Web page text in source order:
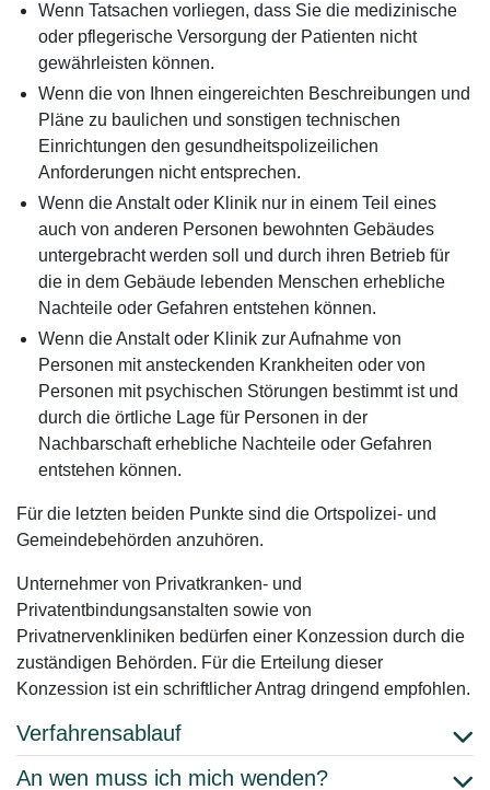
Wenn Tatsachen vorliegen, dass Sie die medizinische
oder pflegerische Versorgung der Patienten nicht
gewährleisten können.
Wenn die von Ihnen eingereichten Beschreibungen und
Pläne zu baulichen und sonstigen technischen
Einrichtungen den gesundheitspolizeilichen
Anforderungen nicht entsprechen.
Wenn die Anstalt oder Klinik nur in einem Teil eines
auch von anderen Personen bewohnten Gebäudes
untergebracht werden soll und durch ihren Betrieb für
die in dem Gebäude lebenden Menschen erhebliche
Nachteile oder Gefahren entstehen können.
Wenn die Anstalt oder Klinik zur Aufnahme von
Personen mit ansteckenden Krankheiten oder von
Personen mit psychischen Störungen bestimmt ist und
durch die örtliche Lage für Personen in der
Nachbarschaft erhebliche Nachteile oder Gefahren
entstehen können.
Für die letzten beiden Punkte sind die Ortspolizei- und
Gemeindebehörden anzuhören.
Unternehmer von Privatkranken- und
Privatentbindungsanstalten sowie von
Privatnervenkliniken bedürfen einer Konzession durch die
zuständigen Behörden. Für die Erteilung dieser
Konzession ist ein schriftlicher Antrag dringend empfohlen.
Verfahrensablauf
An wen muss ich mich wenden?